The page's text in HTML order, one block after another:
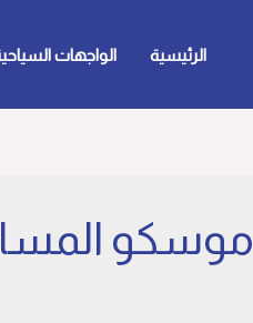
الرئيسية الواجهات